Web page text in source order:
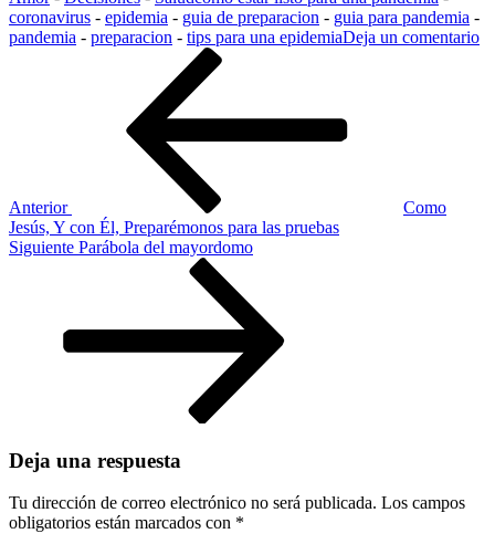
coronavirus - epidemia - guia de preparacion - guia para pandemia -
pandemia - preparacion - tips para una epidemiaDeja un comentarioen
Anterior
Como
Jesús, Y con Él, Preparémonos para las pruebas
Siguiente
Siguiente Parábola del mayordomo
Deja una respuesta
Tu dirección de correo electrónico no será publicada. Los campos
obligatorios están marcados con *